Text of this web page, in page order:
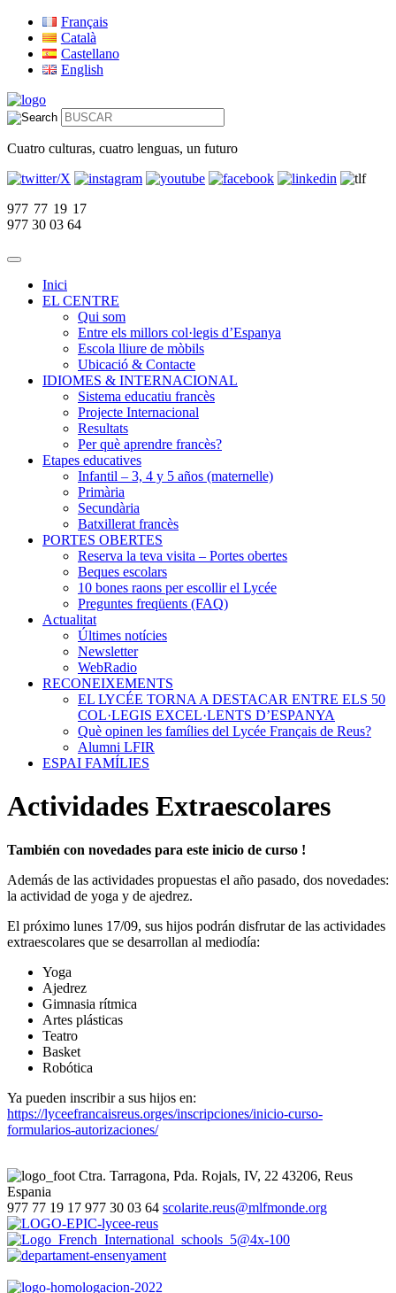
Français
Català
Castellano
English
Cuatro culturas, cuatro lenguas, un futuro
977 77 19 17
977 30 03 64
Inici
EL CENTRE
Qui som
Entre els millors col·legis d’Espanya
Escola lliure de mòbils
Ubicació & Contacte
IDIOMES & INTERNACIONAL
Sistema educatiu francès
Projecte Internacional
Resultats
Per què aprendre francès?
Etapes educatives
Infantil – 3, 4 y 5 años (maternelle)
Primària
Secundària
Batxillerat francès
PORTES OBERTES
Reserva la teva visita – Portes obertes
Beques escolars
10 bones raons per escollir el Lycée
Preguntes freqüents (FAQ)
Actualitat
Últimes notícies
Newsletter
WebRadio
RECONEIXEMENTS
EL LYCÉE TORNA A DESTACAR ENTRE ELS 50
COL·LEGIS EXCEL·LENTS D’ESPANYA
Què opinen les famílies del Lycée Français de Reus?
Alumni LFIR
ESPAI FAMÍLIES
Actividades Extraescolares
También con novedades para este inicio de curso !
Además de las actividades propuestas el año pasado, dos novedades:
la actividad de yoga y de ajedrez.
El próximo lunes 17/09, sus hijos podrán disfrutar de las actividades
extraescolares que se desarrollan al mediodía:
Yoga
Ajedrez
Gimnasia rítmica
Artes plásticas
Teatro
Basket
Robótica
Ya pueden inscribir a sus hijos en:
https://lyceefrancaisreus.orges/inscripciones/inicio-curso-
formularios-autorizaciones/
Ctra. Tarragona, Pda. Rojals, IV, 22 43206, Reus
Espania
977 77 19 17 977 30 03 64 scolarite.reus@mlfmonde.org